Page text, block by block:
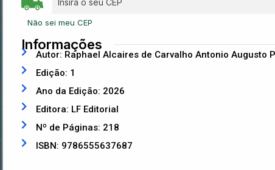
Não sei meu CEP
Informações
Autor: Raphael Alcaires de Carvalho Antonio Augusto
Edição: 1
Ano da Edição: 2026
Editora: LF Editorial
Nº de Páginas: 218
ISBN: 9786555637687